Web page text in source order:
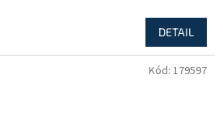
M
A
DETAIL
Kód: 179597